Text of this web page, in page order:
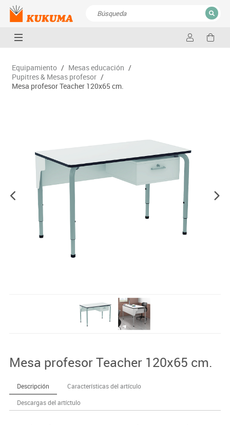
CERRAR
Equipamiento / Mesas educación /
Pupitres & Mesas profesor /
Mesa profesor Teacher 120x65 cm.
Mesa profesor Teacher 120x65 cm.
Descripción
Características del artículo
Descargas del artíctulo